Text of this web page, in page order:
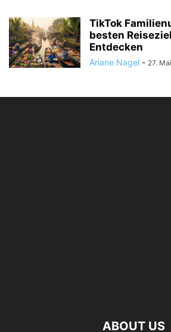
TikTok
besten
Entdecken
Ariane Nagel - 27.
ABOUT US